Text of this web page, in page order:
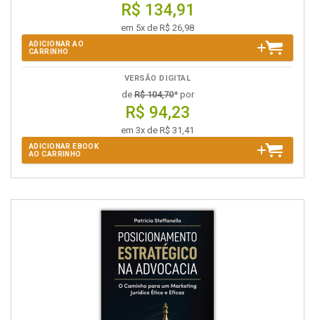
R$ 134,91
em 5x de R$ 26,98
ADICIONAR AO
CARRINHO
VERSÃO DIGITAL
deR$ 104,70* por
R$ 94,23
em 3x de R$ 31,41
ADICIONAR EBOOK
AO CARRINHO